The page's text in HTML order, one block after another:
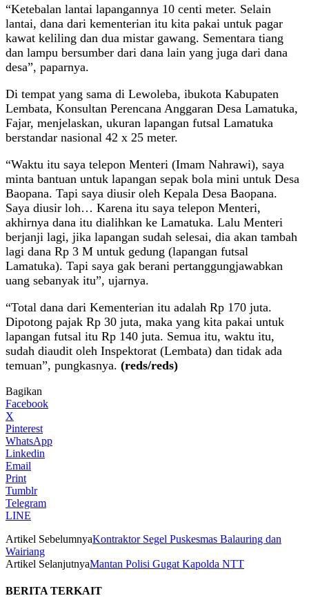
“Ketebalan lantai lapangannya 10 centi meter. Selain
lantai, dana dari kementerian itu kita pakai untuk pagar
kawat keliling dan dua mistar gawang. Sementara tiang
dan lampu bersumber dari dana lain yang juga dari dana
desa”, paparnya.
Di tempat yang sama di Lewoleba, ibukota Kabupaten
Lembata, Konsultan Perencana Anggaran Desa Lamatuka,
Fajar, menjelaskan, ukuran lapangan futsal Lamatuka
berstandar nasional 42 x 25 meter.
“Waktu itu saya telepon Menteri (Imam Nahrawi), saya
minta bantuan untuk lapangan sepak bola mini untuk Desa
Baopana. Tapi saya diusir oleh Kepala Desa Baopana.
Saya diusir loh… Karena itu saya telepon Menteri,
akhirnya dana itu dialihkan ke Lamatuka. Lalu Menteri
berjanji lagi, jika lapangan sudah selesai, dia akan tambah
lagi dana Rp 3 M untuk gedung (lapangan futsal
Lamatuka). Tapi saya gak berani pertanggungjawabkan
uang sebanyak itu”, ujarnya.
“Total dana dari Kementerian itu adalah Rp 170 juta.
Dipotong pajak Rp 30 juta, maka yang kita pakai untuk
lapangan futsal itu Rp 140 juta. Semua itu, waktu itu,
sudah diaudit oleh Inspektorat (Lembata) dan tidak ada
temuan”, pungkasnya. (reds/reds)
Bagikan
Facebook
X
Pinterest
WhatsApp
Linkedin
Email
Print
Tumblr
Telegram
LINE
Artikel SebelumnyaKontraktor Segel Puskesmas Balauring dan
Wairiang
Artikel SelanjutnyaMantan Polisi Gugat Kapolda NTT
BERITA TERKAIT